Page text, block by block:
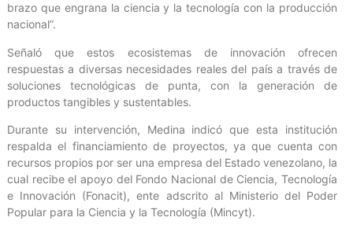
brazo que engrana la ciencia y la tecnología con la producción
nacional”.
Señaló que estos ecosistemas de innovación ofrecen
respuestas a diversas necesidades reales del país a través de
soluciones tecnológicas de punta, con la generación de
productos tangibles y sustentables.
Durante su intervención, Medina indicó que esta institución
respalda el financiamiento de proyectos, ya que cuenta con
recursos propios por ser una empresa del Estado venezolano, la
cual recibe el apoyo del Fondo Nacional de Ciencia, Tecnología
e Innovación (Fonacit), ente adscrito al Ministerio del Poder
Popular para la Ciencia y la Tecnología (Mincyt).